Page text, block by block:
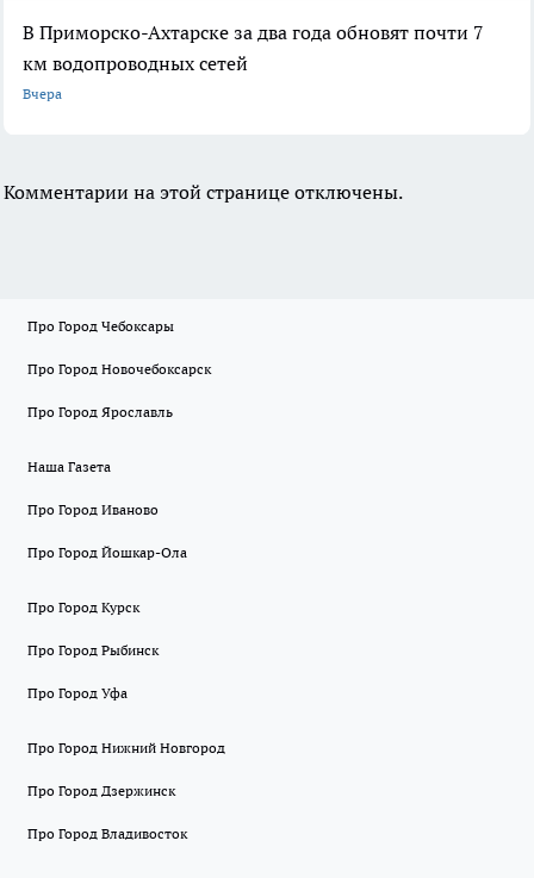
В Приморско-Ахтарске за два года обновят почти 7
км водопроводных сетей
Вчера
Комментарии на этой странице отключены.
Про Город Чебоксары
Про Город Новочебоксарск
Про Город Ярославль
Наша Газета
Про Город Иваново
Про Город Йошкар-Ола
Про Город Курск
Про Город Рыбинск
Про Город Уфа
Про Город Нижний Новгород
Про Город Дзержинск
Про Город Владивосток